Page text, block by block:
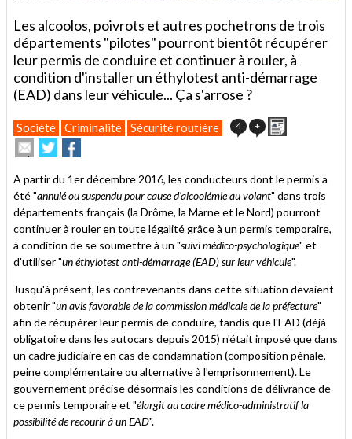
Les alcoolos, poivrots et autres pochetrons de trois
départements "pilotes" pourront bientôt récupérer
leur permis de conduire et continuer à rouler, à
condition d'installer un éthylotest anti-démarrage
(EAD) dans leur véhicule... Ça s'arrose ?
Société Criminalité Sécurité routière 4 +
Envoyer
cet
à
un
ami
Partager
sur
sur
A partir du 1er décembre 2016, les conducteurs dont le permis a
été "annulé ou suspendu pour cause d'alcoolémie au volant" dans trois
départements français (la Drôme, la Marne et le Nord) pourront
continuer à rouler en toute légalité grâce à un permis temporaire,
à condition de se soumettre à un "suivi médico-psychologique" et
d'utiliser "un éthylotest anti-démarrage (EAD) sur leur véhicule".
Jusqu'à présent, les contrevenants dans cette situation devaient
obtenir "un avis favorable de la commission médicale de la préfecture"
afin de récupérer leur permis de conduire, tandis que l'EAD (déjà
obligatoire dans les autocars depuis 2015) n'était imposé que dans
un cadre judiciaire en cas de condamnation (composition pénale,
peine complémentaire ou alternative à l'emprisonnement). Le
gouvernement précise désormais les conditions de délivrance de
ce permis temporaire et "élargit au cadre médico-administratif la
possibilité de recourir à un EAD".